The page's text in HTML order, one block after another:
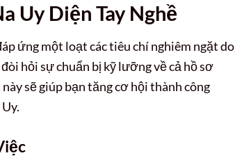
Uy Diện Tay Nghề
ứng một loạt các tiêu chí nghiêm ngặt do
hỏi sự chuẩn bị kỹ lưỡng về cả hồ sơ
sẽ giúp bạn tăng cơ hội thành công